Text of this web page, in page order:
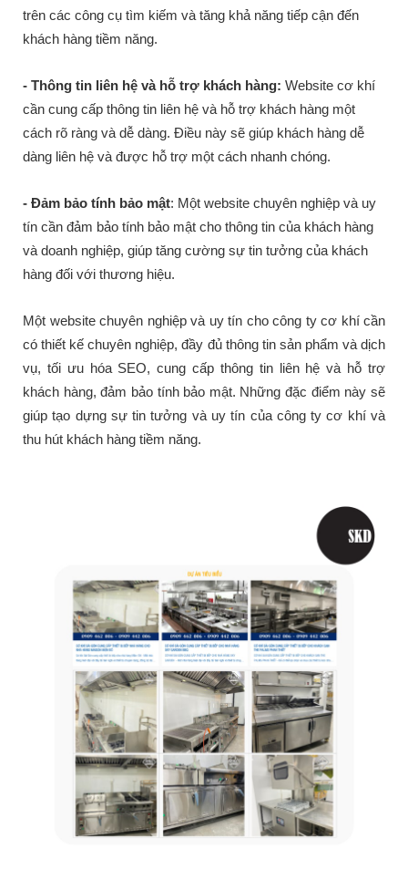
trên các công cụ tìm kiếm và tăng khả năng tiếp cận đến
khách hàng tiềm năng.
- Thông tin liên hệ và hỗ trợ khách hàng: Website cơ khí
cần cung cấp thông tin liên hệ và hỗ trợ khách hàng một
cách rõ ràng và dễ dàng. Điều này sẽ giúp khách hàng dễ
dàng liên hệ và được hỗ trợ một cách nhanh chóng.
- Đảm bảo tính bảo mật: Một website chuyên nghiệp và uy
tín cần đảm bảo tính bảo mật cho thông tin của khách hàng
và doanh nghiệp, giúp tăng cường sự tin tưởng của khách
hàng đối với thương hiệu.
Một website chuyên nghiệp và uy tín cho công ty cơ khí cần
có thiết kế chuyên nghiệp, đầy đủ thông tin sản phẩm và dịch
vụ, tối ưu hóa SEO, cung cấp thông tin liên hệ và hỗ trợ
khách hàng, đảm bảo tính bảo mật. Những đặc điểm này sẽ
giúp tạo dựng sự tin tưởng và uy tín của công ty cơ khí và
thu hút khách hàng tiềm năng.